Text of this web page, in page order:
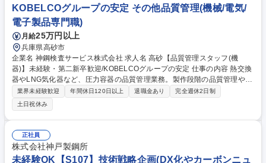
KOBELCOグループの安定 その他品質管理(機械/電気/
電子製品専門職)
月給25万円以上
兵庫県高砂市
企業名 神鋼検査サービス株式会社 求人名 高砂【品質管理スタッフ(機
器)】未経験・第二新卒歓迎/KOBELCOグループの安定 仕事の内容 熱交換
器やLNG気化器など、圧力容器の品質管理業務。製作段階の品質管理や記
録作成、顧客・公的機関との検査打合せ・立会対応、社内外との調整、不
適合品管理など、製品の品質向上を幅広く推進します。 圧力容器（熱交換
器・LNG気化器等）の品質管理全般をお任せします。具体的には、製品製
作における品質管理と記録作成、お客様との検査内容の事前打合せ、顧客
や各種公的機関（ASME、高圧ガス保安協会など）の検査立会対応を実
施。さらに、工場内各部署やサプライヤーとの製作・検査に関する各種折
衝、不適合品の管理対応、その他付随する業務まで、品質保証の現場をト
業界未経験歓迎 年間休日120日以上 退職金あり
完全週休2日制
土日祝休み
正社員
株式会社神戸製鋼所
未経験OK【S107】技術戦略企画(DX化やカーボンニュ